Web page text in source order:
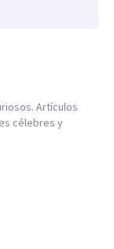
Artículos
célebres y